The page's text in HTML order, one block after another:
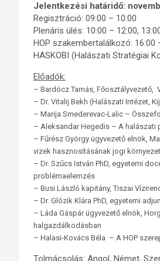
Jelentkezési határidő:
Regisztráció: 09:00 – 10:00
Plenáris ülés: 10:00 – 12:00,
HOP szakembertalálkozó: 16:00
HASKOBI (Halászati Stratégiai
Előadók:
– Bardócz Tamás, Főosztályvezető,
– Dr. Vitalij Bekh (Halászati Intézet,
– Marija Smederevac-Lalic –
– Aleksandar Hegedis – A halászati
– Fűrész György ügyvezető elnök,
vizek hasznosításának jogi
– Dr. Szűcs István PhD, egyetemi
problémaelemzés
– Busi László kapitány, Tiszai
– Dr. Glózik Klára PhD, egyetemi
– Láda Gáspár ügyvezető elnök,
halgazdálkodásban
– Halasi-Kovács Béla – A HOP
Tolmácsolás: Angol, Német,